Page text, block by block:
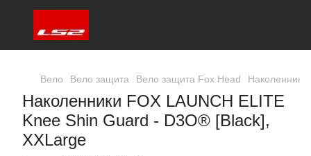
Вело Вело защита Вело защита Fox Head
Наколенники FOX LAUNCH ELITE
Knee Shin Guard - D3O® [Black],
XXLarge